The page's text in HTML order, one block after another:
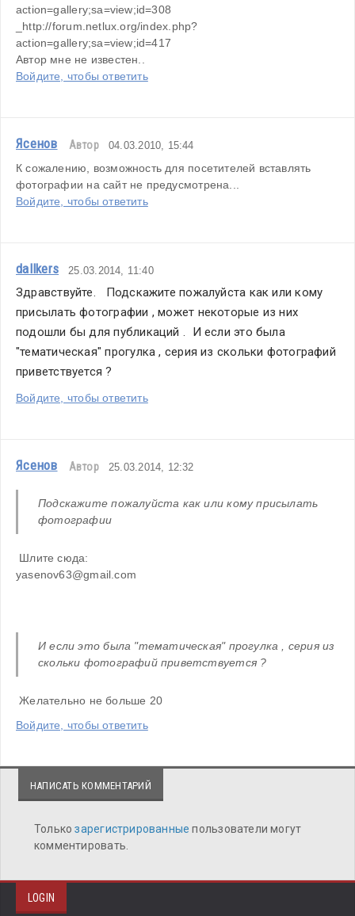
action=gallery;sa=view;id=308
_http://forum.netlux.org/index.php?
action=gallery;sa=view;id=417
Автор мне не известен..
Войдите, чтобы ответить
Ясенов Автор 04.03.2010, 15:44
К сожалению, возможность для посетителей вставлять
фотографии на сайт не предусмотрена...
Войдите, чтобы ответить
dallkers 25.03.2014, 11:40
Здравствуйте.   Подскажите пожалуйста как или кому
присылать фотографии , может некоторые из них
подошли бы для публикаций .  И если это была
"тематическая" прогулка , серия из скольки фотографий
приветствуется ?
Войдите, чтобы ответить
Ясенов Автор 25.03.2014, 12:32
Подскажите пожалуйста как или кому присылать
фотографии
Шлите сюда:
yasenov63@gmail.com
И если это была "тематическая" прогулка , серия из
скольки фотографий приветствуется ?
Желательно не больше 20
Войдите, чтобы ответить
НАПИСАТЬ КОММЕНТАРИЙ
Толькозарегистрированныепользователи могут
комментировать.
LOGIN